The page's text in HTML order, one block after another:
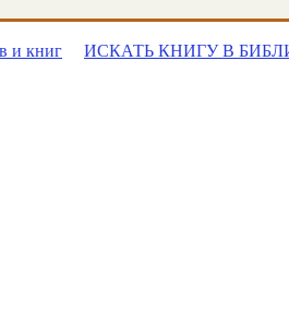
и книг ИСКАТЬ КНИГУ В